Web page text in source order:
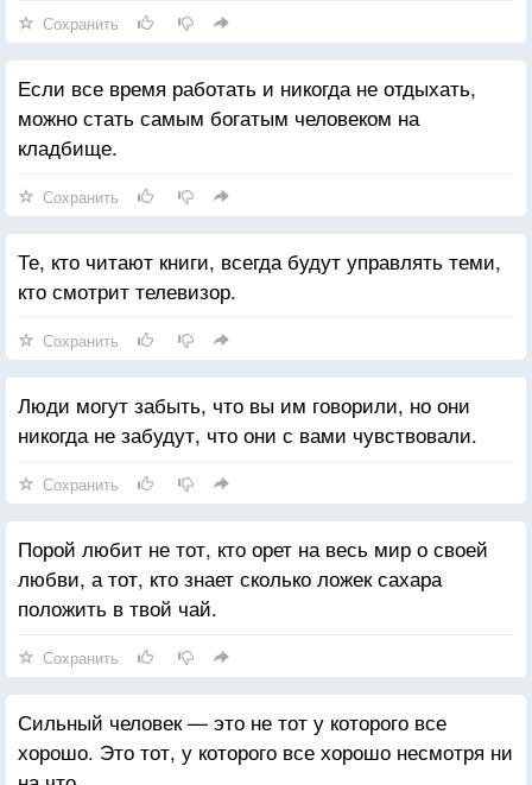
Сохранить
Если все время работать и никогда не отдыхать,
можно стать самым богатым человеком на
кладбище.
Сохранить
Те, кто читают книги, всегда будут управлять теми,
кто смотрит телевизор.
Сохранить
Люди могут забыть, что вы им говорили, но они
никогда не забудут, что они с вами чувствовали.
Сохранить
Порой любит не тот, кто орет на весь мир о своей
любви, а тот, кто знает сколько ложек сахара
положить в твой чай.
Сохранить
Сильный человек — это не тот у которого все
хорошо. Это тот, у которого все хорошо несмотря ни